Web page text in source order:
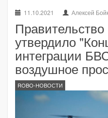
11.10.2021 Алексей
утвердило
интеграции
воздушное
ROBO-НОВОСТИ